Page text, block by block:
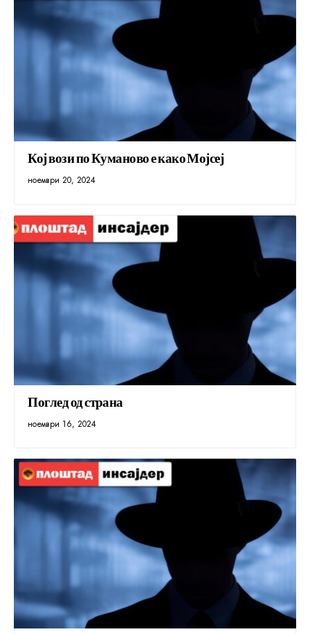
Кој вози по Куманово е како Мојсеј
ноември 20, 2024
Поглед од страна
ноември 16, 2024